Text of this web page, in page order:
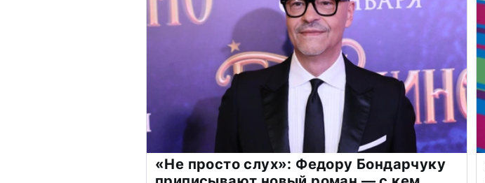
«Не просто слух»: Федору Бондарчуку